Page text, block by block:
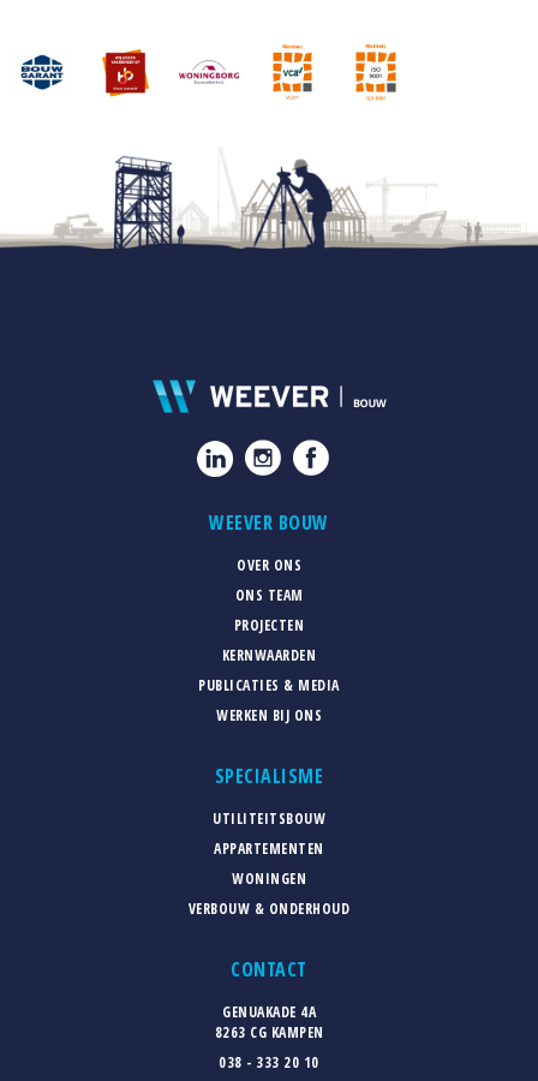
WEEVER BOUW
OVER ONS
ONS TEAM
PROJECTEN
KERNWAARDEN
PUBLICATIES & MEDIA
WERKEN BIJ ONS
SPECIALISME
UTILITEITSBOUW
APPARTEMENTEN
WONINGEN
VERBOUW & ONDERHOUD
CONTACT
GENUAKADE 4A
8263 CG KAMPEN
038 - 333 20 10